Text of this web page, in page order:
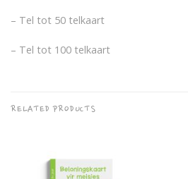
– Tel tot 50 telkaart
– Tel tot 100 telkaart
RELATED PRODUCTS